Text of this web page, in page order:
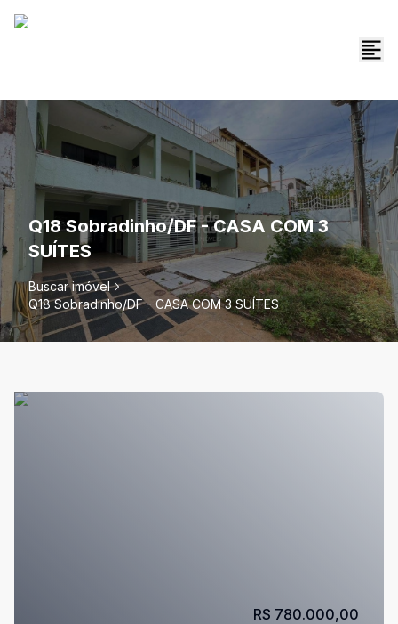
Q18 Sobradinho/DF - CASA COM 3
SUÍTES
Buscar imóvel
Q18 Sobradinho/DF - CASA COM 3 SUÍTES
R$ 780.000,00